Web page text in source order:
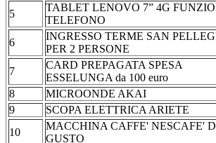
5
TABLET LENOVO 7” 4G
TELEFONO
6
INGRESSO TERME SAN
PER 2 PERSONE
7
CARD PREPAGATA SPESA
ESSELUNGA da 100 euro
8
MICROONDE AKAI
9
SCOPA ELETTRICA ARIETE
10
MACCHINA CAFFE' NESCAFE'
GUSTO